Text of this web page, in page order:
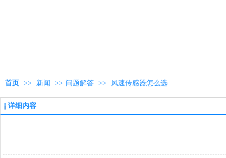
首页 >> 新闻 >> 问题解答 >> 风速传感器怎么选
详细内容